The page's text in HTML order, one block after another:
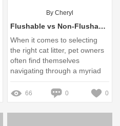
By Cheryl
Flushable vs Non-Flushable Cat Litter: What You Need to Know
When it comes to selecting
the right cat litter, pet owners
often find themselves
navigating through a myriad
of options
66 0 0